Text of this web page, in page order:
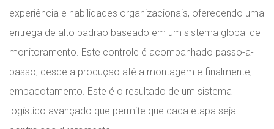
experiência e habilidades organizacionais, oferecendo uma
entrega de alto padrão baseado em um sistema global de
monitoramento. Este controle é acompanhado passo-a-
passo, desde a produção até a montagem e finalmente,
empacotamento. Este é o resultado de um sistema
logístico avançado que permite que cada etapa seja